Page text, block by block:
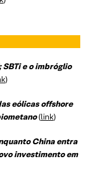
SBTi e o imbróglio
)
eólicas offshore
(link)
China entra
investimento em